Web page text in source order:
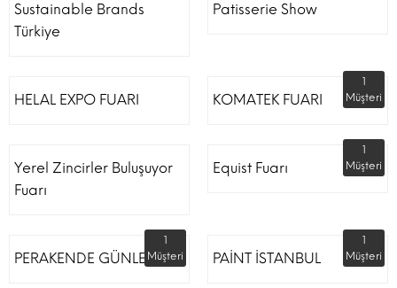
Sustainable Brands
Türkiye
Patisserie Show
HELAL EXPO FUARI KOMATEK FUARI
1
Müşteri
Yerel Zincirler Buluşuyor
Fuarı
Equist Fuarı
1
Müşteri
PERAKENDE GÜNLERİ
1
Müşteri
PAİNT İSTANBUL
1
Müşteri